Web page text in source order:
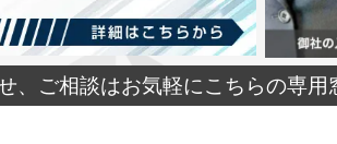
、ご相談はお気軽にこちらの専用